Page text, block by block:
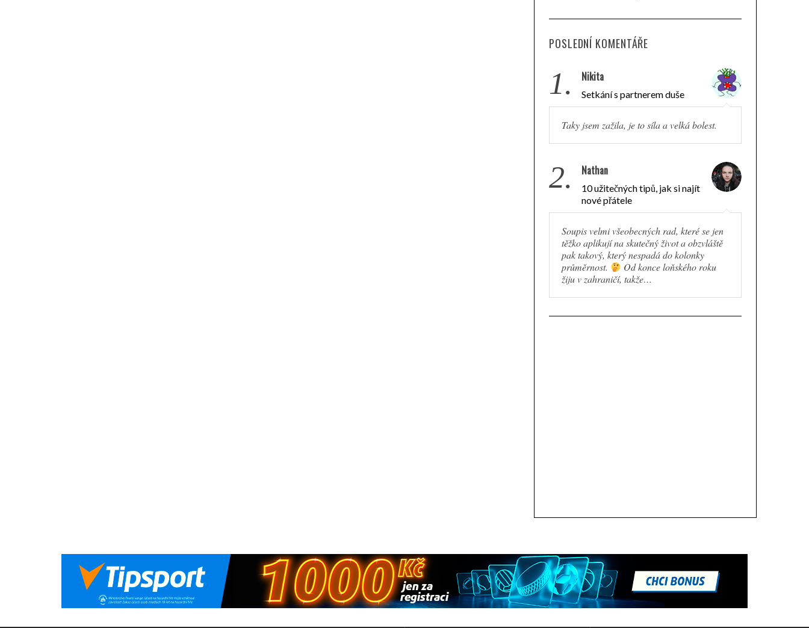
POSLEDNÍ KOMENTÁŘE
1. Nikita
Setkání s partnerem duše
Taky jsem zažila, je to síla a velká bolest.
2. Nathan
10 užitečných tipů, jak si najít
nové přátele
Soupis velmi všeobecných rad, které se jen
těžko aplikují na skutečný život a obzvláště
pak takový, který nespadá do kolonky
průměrnost.
Od konce loňského roku
žiju v zahraničí, takže…